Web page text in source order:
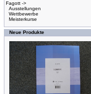
Fagott ->
Ausstellungen
Wettbewerbe
Meisterkurse
Neue Produkte